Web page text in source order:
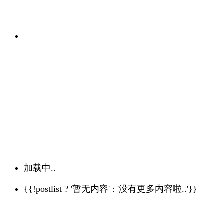
加载中..
{{!postlist ? '暂无内容' : '没有更多内容啦..'}}